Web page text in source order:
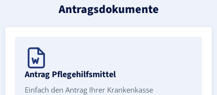
Antragsdokumente
Antrag Pflegehilfsmittel
Einfach den Antrag Ihrer Krankenkasse